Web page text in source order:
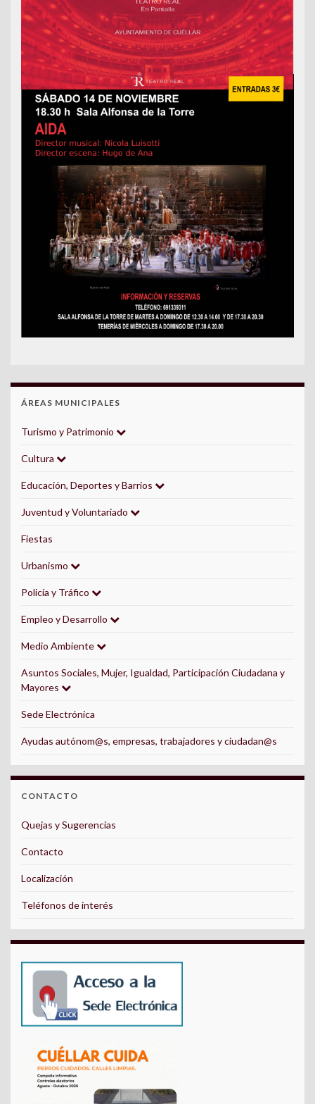
ÁREAS MUNICIPALES
Turismo y Patrimonio
Cultura
Educación, Deportes y Barrios
Juventud y Voluntariado
Fiestas
Urbanismo
Policía y Tráfico
Empleo y Desarrollo
Medio Ambiente
Asuntos Sociales, Mujer, Igualdad, Participación Ciudadana y
Mayores
Sede Electrónica
Ayudas autónom@s, empresas, trabajadores y ciudadan@s
CONTACTO
Quejas y Sugerencias
Contacto
Localización
Teléfonos de interés